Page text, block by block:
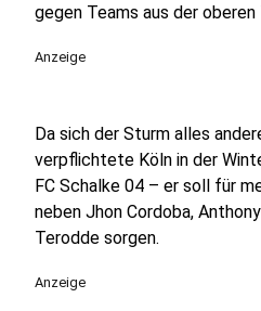
gegen Teams aus der
Anzeige
Da sich der Sturm alles
verpflichtete Köln in der
FC Schalke 04 – er soll für
neben Jhon Cordoba,
Terodde sorgen.
Anzeige